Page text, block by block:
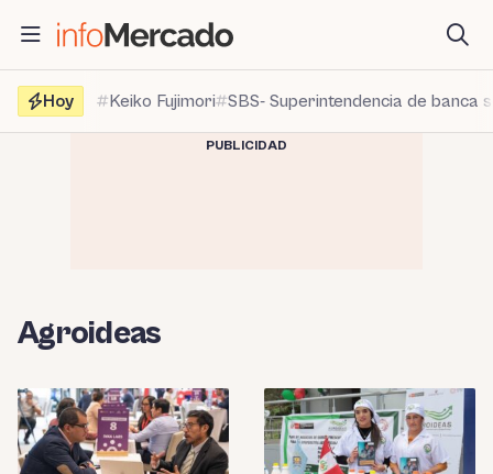
contenido
Hoy
Keiko Fujimori SBS- Superintendencia de banca
PUBLICIDAD
Agroideas